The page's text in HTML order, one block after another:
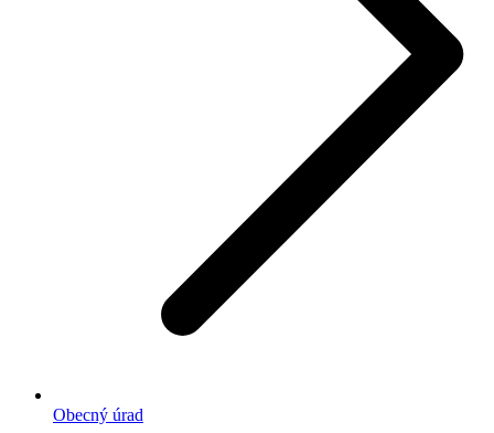
Obecný úrad